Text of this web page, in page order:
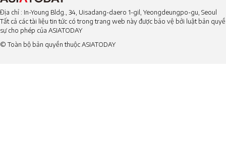
Địa chỉ : In-Young Bldg., 34, Uisadang-daero 1-gil, Yeongdeungpo-gu, Seoul
Tất cả các tài liệu tin tức có trong trang web này được bảo vệ bởi luật bản
sự cho phép của ASIATODAY
© Toàn bộ bản quyền thuộc ASIATODAY